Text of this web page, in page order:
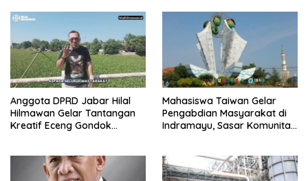
Anggota DPRD Jabar Hilal
Hilmawan Gelar Tantangan
Kreatif Eceng Gondok
Mahasiswa Taiwan Gelar
Pengabdian Masyarakat di
Indramayu, Sasar Komunitas